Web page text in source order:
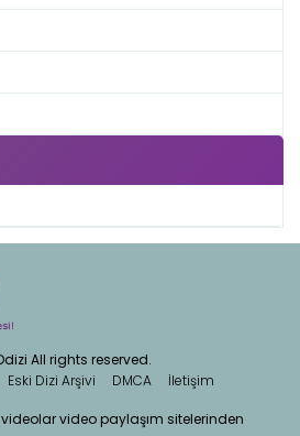
All rights reserved.
Eski Dizi Arşivi DMCA İletişim
video paylaşım sitelerinden